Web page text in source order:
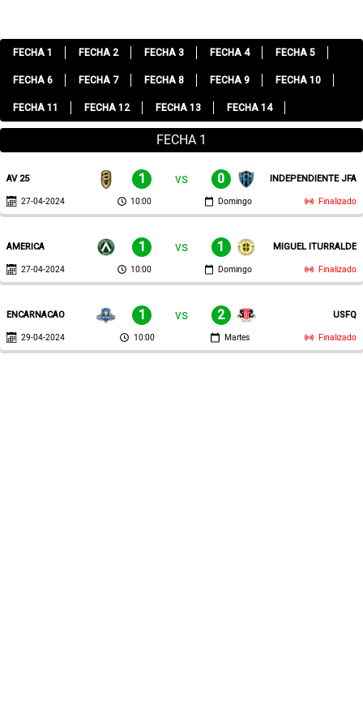
FECHA 1 FECHA 2 FECHA 3 FECHA 4
FECHA 5
FECHA 6
FECHA 7 FECHA 8 FECHA 9
FECHA 10
FECHA 11
FECHA 12 FECHA 13 FECHA 14
FECHA 1
AV 25 1 vs 0 INDEPENDIENTE JFA
27-04-2024 10:00 Domingo Finalizado
AMERICA 1 vs 1 MIGUEL ITURRALDE
27-04-2024 10:00 Domingo Finalizado
ENCARNACAO 1 vs 2 USFQ
29-04-2024 10:00 Martes Finalizado